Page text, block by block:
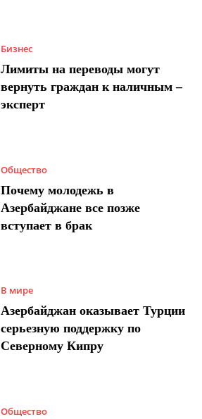
Бизнес
Лимиты на переводы могут
вернуть граждан к наличным –
эксперт
Общество
Почему молодежь в
Азербайджане все позже
вступает в брак
В мире
Азербайджан оказывает Турции
серьезную поддержку по
Северному Кипру
Общество